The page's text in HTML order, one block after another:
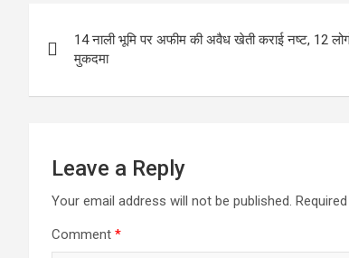
p
p
o
navigation
14 नाली भूमि पर अफीम की अवैध खेती कराई नष्ट, 12
मुकदमा
Leave a Reply
Your email address will not be published.
Comment *